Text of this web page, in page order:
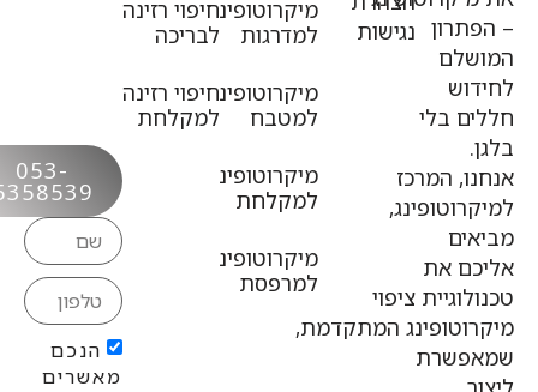
בלי
המרכז
את
ציפוי
המתקדמת,
נגישות
מיקרוטופינג
למדרגות
מיקרוטופינג
למטבח
מיקרוטופינג
למקלחת
מיקרוטופינג
למרפסת
חיפוי רזינה
לבריכה
חיפוי רזינה
למקלחת
לנו
לרצפה
שלכם.
053-
5358539
הנכם
מאשרים